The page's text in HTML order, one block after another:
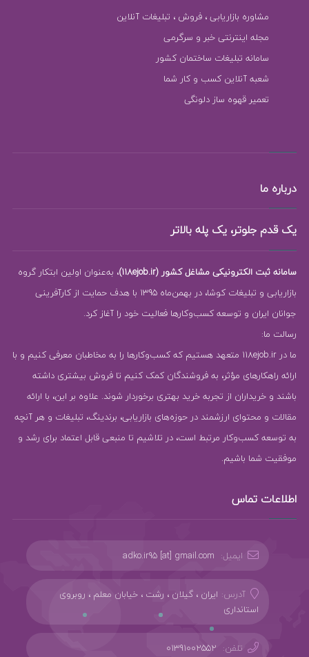
مشاوره بازاریابی ، فروش ، تبلیغات آنلاین
مجله اینترنتی خبر و سرگرمی
سامانه تبلیغات ساختمان کشور
شعبه آنلاین کسب و کار شما
تعمیر قهوه ساز دلونگی
درباره ما
یک قدم جلوتر، یک پله بالاتر
سامانه ثبت الکترونیکی مشاغل کشور (118ejob.ir)
، به‌عنوان اولین ابتکار گروه
بازاریابی و تبلیغات کوشا، در بهمن‌ماه 1395 با هدف حمایت از کارآفرینی
جوانان ایران و توسعه کسب‌وکارها فعالیت خود را آغاز کرد.
رسالت ما:
ما در 118ejob.ir متعهد هستیم که کسب‌وکارها را به مخاطبان معرفی کنیم و با
ارائه راهکارهای مؤثر، به فروشندگان کمک کنیم تا فروش بیشتری داشته
باشند و خریداران از تجربه خرید بهتری برخوردار شوند. علاوه بر این، با ارائه
مقالات و محتوای ارزشمند در حوزه‌های بازاریابی، برندینگ، تبلیغات و هر آنچه
به توسعه کسب‌وکار مرتبط است، در تلاشیم تا منبعی قابل اعتماد برای رشد و
موفقیت شما باشیم.
اطلاعات تماس
ایمیل: adko.ir95 [at] gmail.com
آدرس: ایران ، گیلان ، رشت ، خیابان معلم ، روبروی
استانداری
تلفن: 01391002552